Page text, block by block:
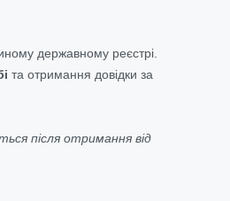
державному реєстрі.
та отримання довідки за
після отримання від